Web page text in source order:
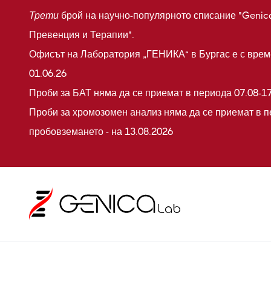
Трети брой на научно-популярното списание
Превенция и Терапии".
Офисът на Лаборатория „ГЕНИКА“ в Бургас е с
01.06.26
Проби за БАТ няма да се приемат в периода 07.08-
Проби за хромозомен анализ няма да се приемат в
пробовземането - на 13.08.2026